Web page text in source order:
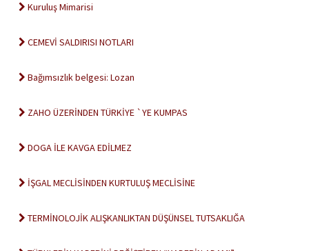
Kuruluş Mimarisi
CEMEVİ SALDIRISI NOTLARI
Bağımsızlık belgesi: Lozan
ZAHO ÜZERİNDEN TÜRKİYE `YE KUMPAS
DOGA İLE KAVGA EDİLMEZ
İŞGAL MECLİSİNDEN KURTULUŞ MECLİSİNE
TERMİNOLOJİK ALIŞKANLIKTAN DÜŞÜNSEL TUTSAKLIĞA